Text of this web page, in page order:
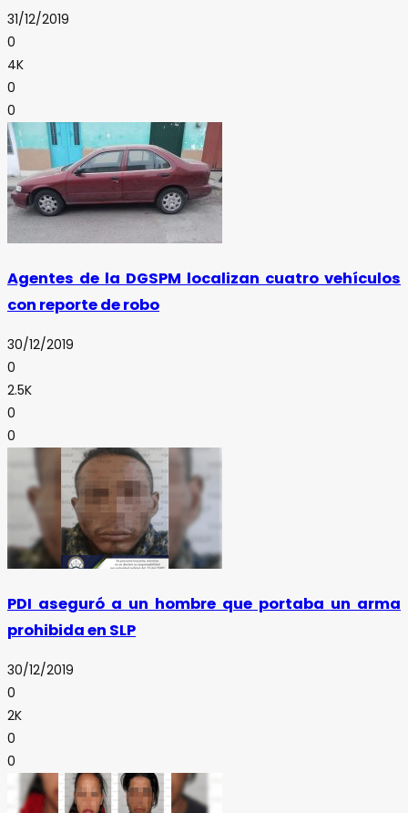
31/12/2019
0
4K
0
0
Agentes de la DGSPM localizan cuatro vehículos
con reporte de robo
30/12/2019
0
2.5K
0
0
PDI aseguró a un hombre que portaba un arma
prohibida en SLP
30/12/2019
0
2K
0
0